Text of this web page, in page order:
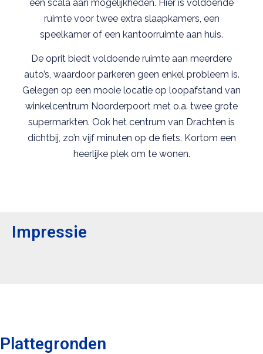
een scala aan mogelijkheden. Hier is voldoende
ruimte voor twee extra slaapkamers, een
speelkamer of een kantoorruimte aan huis.
De oprit biedt voldoende ruimte aan meerdere
auto’s, waardoor parkeren geen enkel probleem is.
Gelegen op een mooie locatie op loopafstand van
winkelcentrum Noorderpoort met o.a. twee grote
supermarkten. Ook het centrum van Drachten is
dichtbij, zo’n vijf minuten op de fiets. Kortom een
heerlijke plek om te wonen.
Impressie
Plattegronden